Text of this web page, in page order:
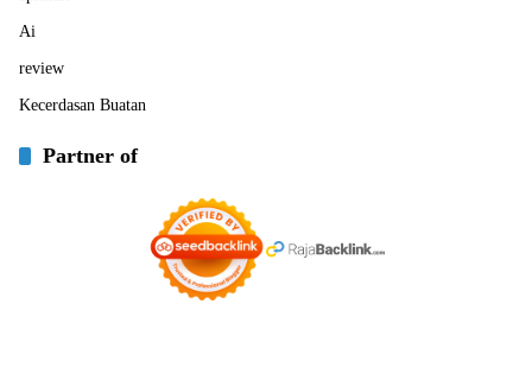
Ai
review
Kecerdasan Buatan
Partner of